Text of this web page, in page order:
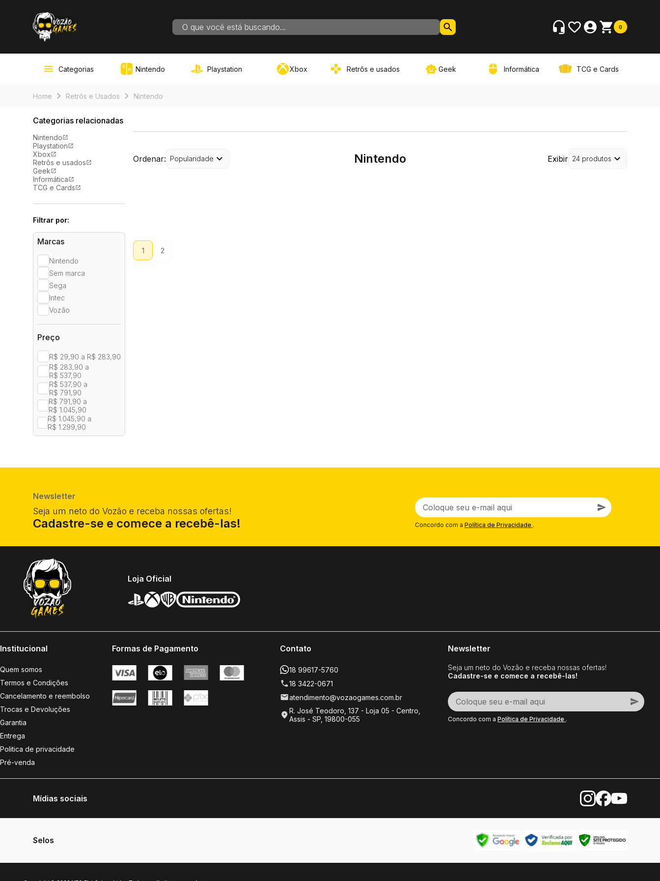
RESULTADOS PARA SUA BUSCA
0
Categorias Nintendo Playstation Xbox Retrôs e usados Geek Informática TCG e Cards
Home Retrôs e Usados Nintendo
Categorias relacionadas
Nintendo
Playstation
Xbox
Retrôs e usados
Geek
Informática
TCG e Cards
Filtrar por:
Marcas
Nintendo
Sem marca
Sega
Intec
Vozão
Preço
R$ 29,90 a R$ 283,90
R$ 283,90 a
R$ 537,90
R$ 537,90 a
R$ 791,90
R$ 791,90 a
R$ 1.045,90
R$ 1.045,90 a
R$ 1.299,90
Ordenar: Popularidade Nintendo Exibir 24 produtos
1 2
Newsletter
Seja um neto do Vozão e receba nossas ofertas!
Cadastre-se e comece a recebê-las! Concordo com a Política de Privacidade .
Loja Oficial
Institucional
Quem somos
Termos e Condições
Cancelamento e reembolso
Trocas e Devoluções
Garantia
Entrega
Politica de privacidade
Pré-venda
Formas de Pagamento Contato
18 99617-5760
18 3422-0671
atendimento@vozaogames.com.br
R. José Teodoro, 137 - Loja 05 - Centro,
Assis - SP, 19800-055
Newsletter
Seja um neto do Vozão e receba nossas ofertas!
Cadastre-se e comece a recebê-las!
Concordo com a Política de Privacidade .
Mídias sociais
Selos